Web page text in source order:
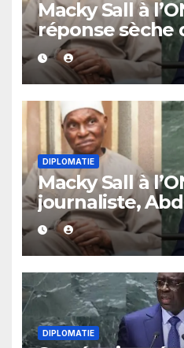
Macky Sall à
réponse sèche
journaliste
DIPLOMATIE
Macky Sall à
journaliste,
lâche une
sans détour.
DIPLOMATIE